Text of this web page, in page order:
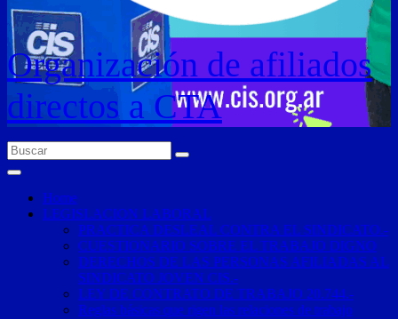
Organización de afiliados
directos a CTA
Home
LEGISLACION LABORAL
PRACTICA DESLEAL CONTRA EL SINDICATO.-
CUESTIONARIO SOBRE EL TRABAJO DIGNO
DERECHOS DE LAS PERSONAS AFILIADAS AL
SINDICATO JOVEN CIS.-
LEY DE CONTRATO DE TRABAJO 20.744.-
Reglas básicas que rigen las relaciones de trabajo